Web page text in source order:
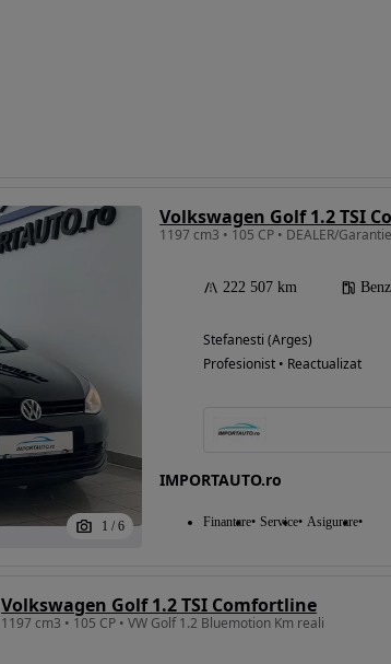
1 / 6
Volkswagen Golf 1.2 TSI
222 507 km
Stefanesti (Arges)
Profesionist • Reactualizat
IMPORTAUTO.ro
Finantare Service Asigurare
Volkswagen Golf 1.2 TSI Comfortline
1197 cm3 • 105 CP • VW Golf 1.2 Bluemotion Km reali